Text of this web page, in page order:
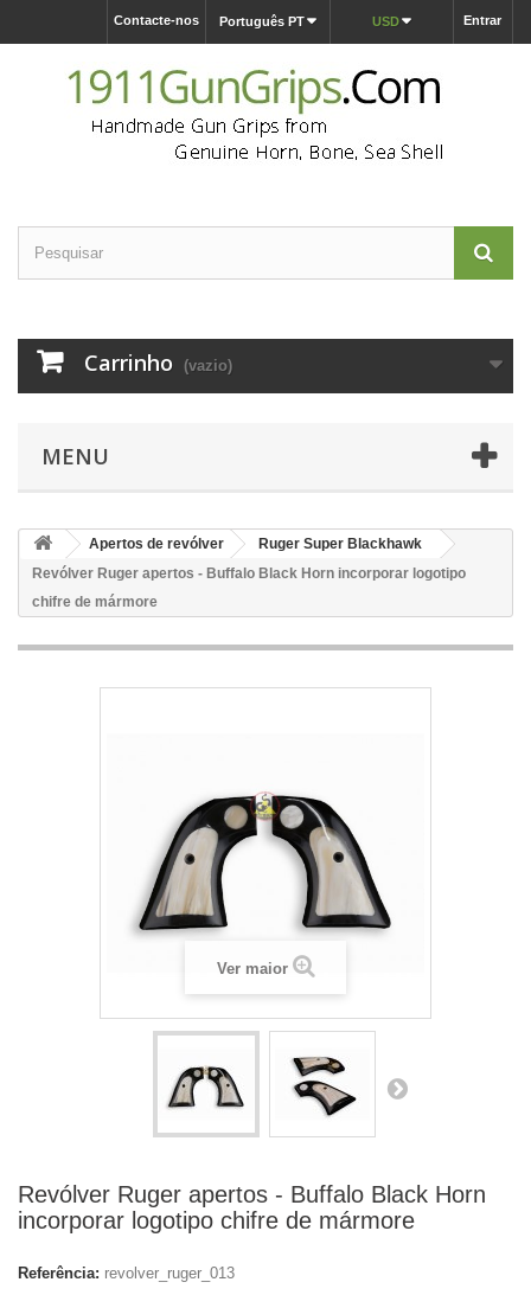
Entrar
USD
Português PT
Contacte-nos
Carrinho (vazio)
MENU
Apertos de revólver
Ruger Super Blackhawk
Revólver Ruger apertos - Buffalo Black Horn incorporar logotipo
chifre de mármore
Ver maior
Revólver Ruger apertos - Buffalo Black Horn
incorporar logotipo chifre de mármore
Referência: revolver_ruger_013